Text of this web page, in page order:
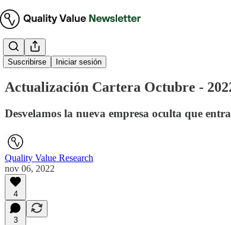
Suscribirse Iniciar sesión
Cartera Modelo
Actualización Cartera Octubre -
Desvelamos la nueva empresa oculta que
Quality Value Research
nov 06, 2022
4
3